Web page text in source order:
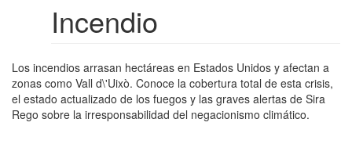
Incendio
Los incendios arrasan hectáreas en Estados Unidos y afectan a
zonas como Vall d\'Uixò. Conoce la cobertura total de esta crisis,
el estado actualizado de los fuegos y las graves alertas de Sira
Rego sobre la irresponsabilidad del negacionismo climático.